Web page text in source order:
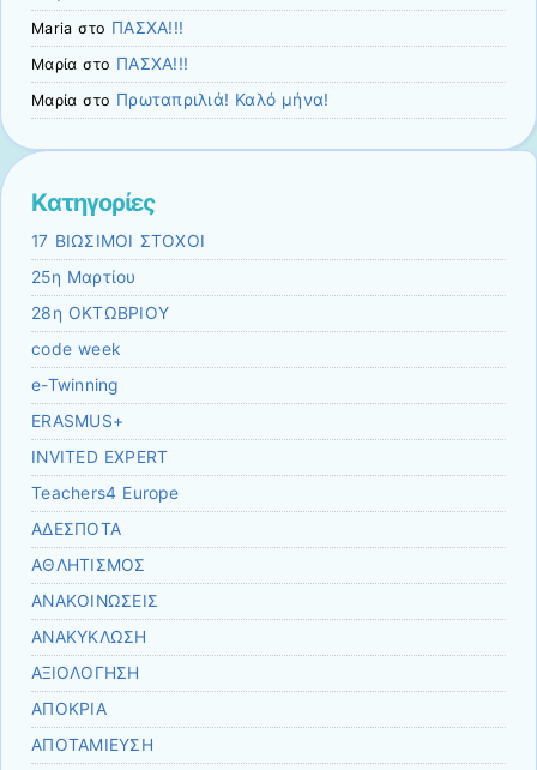
Maria στο ΠΑΣΧΑ!!!
Μαρία στο ΠΑΣΧΑ!!!
Μαρία στο Πρωταπριλιά! Καλό μήνα!
Kατηγορίες
17 ΒΙΩΣΙΜΟΙ ΣΤΟΧΟΙ
25η Μαρτίου
28η ΟΚΤΩΒΡΙΟΥ
code week
e-Twinning
ERASMUS+
INVITED EXPERT
Teachers4 Europe
ΑΔΕΣΠΟΤΑ
ΑΘΛΗΤΙΣΜΟΣ
ΑΝΑΚΟΙΝΩΣΕΙΣ
ΑΝΑΚΥΚΛΩΣΗ
ΑΞΙΟΛΟΓΗΣΗ
ΑΠΟΚΡΙΑ
ΑΠΟΤΑΜΙΕΥΣΗ